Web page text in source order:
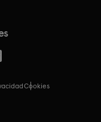
cookies